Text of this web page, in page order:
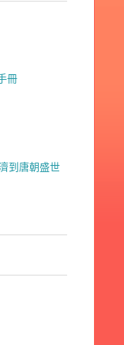
冊
到唐朝盛世